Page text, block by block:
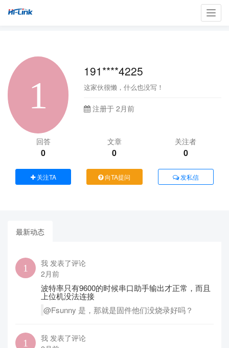
191****4225
这家伙很懒，什么也没写！
注册于 2月前
回答
0
文章
0
关注者
0
关注TA 向TA提问 发私信
最新动态
我 发表了评论
2月前
波特率只有9600的时候串口助手输出才正常，而且
上位机没法连接
@Fsunny 是，那就是固件他们没烧录好吗？
我 发表了评论